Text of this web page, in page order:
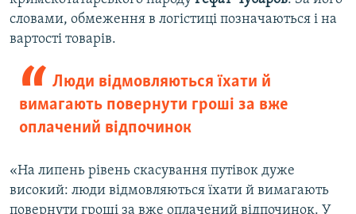
словами, обмеження в логістиці позначаються і на
вартості товарів.
Люди відмовляються їхати й
вимагають повернути гроші за вже
оплачений відпочинок
«На липень рівень скасування путівок дуже
високий: люди відмовляються їхати й вимагають
повернути гроші за вже оплачений відпочинок. У